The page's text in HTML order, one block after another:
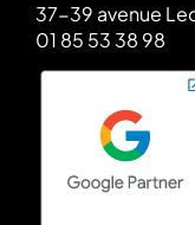
37-39 avenue
01 85 53 38 98